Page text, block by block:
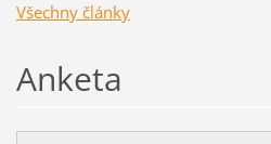
Všechny články
Anketa